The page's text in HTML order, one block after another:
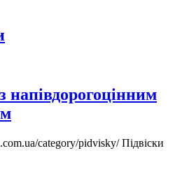
напівдорогоцінним
category/pidvisky/Підвіски